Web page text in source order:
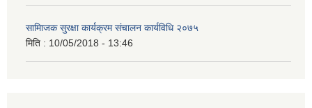
सामािजक सुरक्षा कार्यक्रम संचालन कार्यविधि २०७५
मिति : 10/05/2018 - 13:46